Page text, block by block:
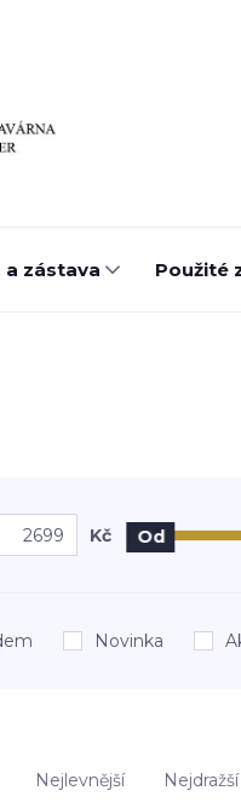
a zástava Použité
Kč Od
Novinka
Nejlevnější Nejdražší